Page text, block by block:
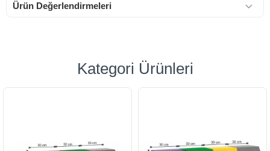
Ürün Değerlendirmeleri
Kategori Ürünleri